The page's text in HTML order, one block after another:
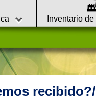
Inventario